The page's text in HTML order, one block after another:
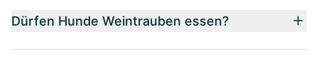
Dürfen Hunde Weintrauben essen?